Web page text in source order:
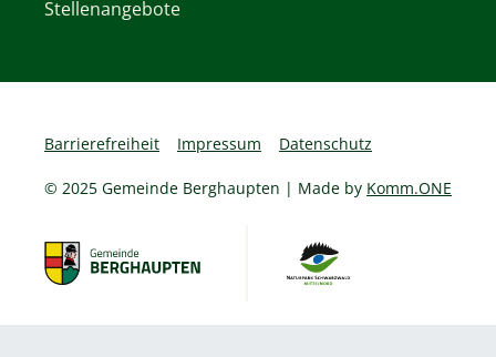
Stellenangebote
Barrierefreiheit Impressum Datenschutz
© 2025 Gemeinde Berghaupten | Made by Komm.ONE